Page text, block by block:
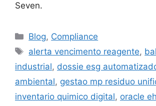
Seven.
Blog, Compliance
alerta vencimento reagente,
industrial, dossie esg
ambiental, gestao mp residuo
inventario quimico digital, oracle